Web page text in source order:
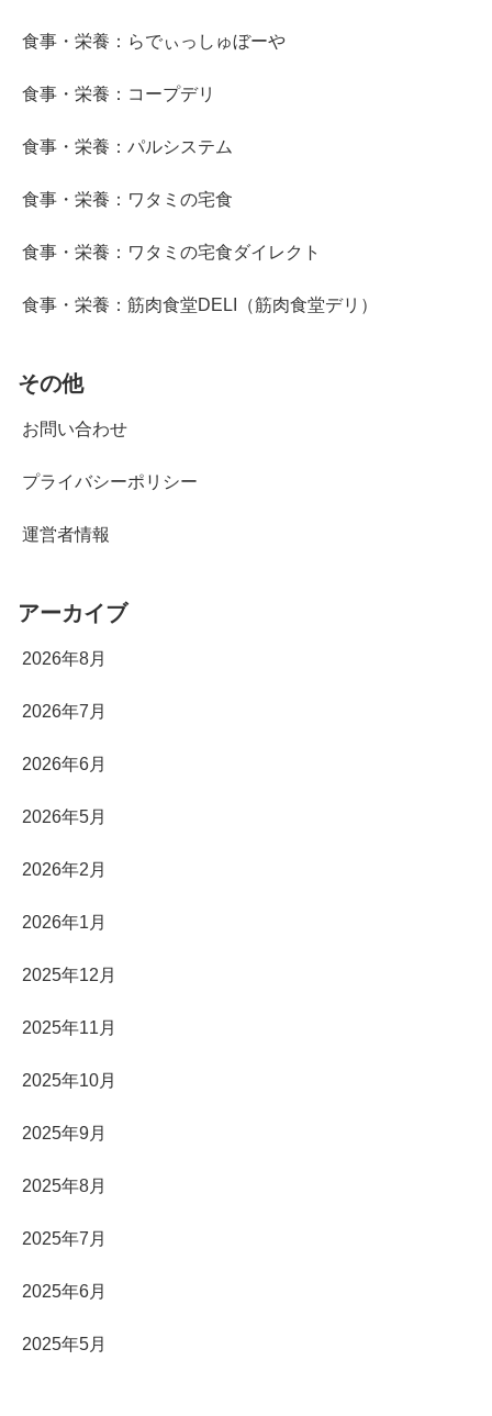
食事・栄養：らでぃっしゅぼーや
食事・栄養：コープデリ
食事・栄養：パルシステム
食事・栄養：ワタミの宅食
食事・栄養：ワタミの宅食ダイレクト
食事・栄養：筋肉食堂DELI（筋肉食堂デリ）
その他
お問い合わせ
プライバシーポリシー
運営者情報
アーカイブ
2026年8月
2026年7月
2026年6月
2026年5月
2026年2月
2026年1月
2025年12月
2025年11月
2025年10月
2025年9月
2025年8月
2025年7月
2025年6月
2025年5月